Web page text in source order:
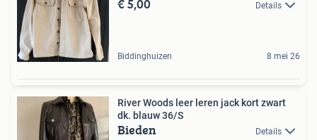
Details
Biddinghuizen 8 mei 26
River Woods leer leren jack kort zwart
dk. blauw 36/S
Bieden Details